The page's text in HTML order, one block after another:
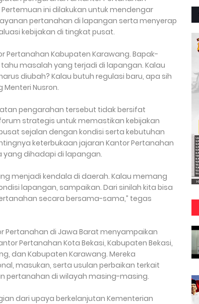
ini dilakukan untuk mendengar
pertanahan di lapangan serta menyerap
kebijakan di tingkat pusat.
Pertanahan Kabupaten Karawang. Bapak-
masalah yang terjadi di lapangan. Kalau
diubah? Kalau butuh regulasi baru, apa sih
Nusron.
pengarahan tersebut tidak bersifat
strategis untuk memastikan kebijakan
sejalan dengan kondisi serta kebutuhan
keterbukaan jajaran Kantor Pertanahan
dihadapi di lapangan.
menjadi kendala di daerah. Kalau memang
lapangan, sampaikan. Dari sinilah kita bisa
secara bersama-sama,” tegas
Pertanahan di Jawa Barat menyampaikan
Pertanahan Kota Bekasi, Kabupaten Bekasi,
dan Kabupaten Karawang. Mereka
masukan, serta usulan perbaikan terkait
pertanahan di wilayah masing-masing.
dari upaya berkelanjutan Kementerian